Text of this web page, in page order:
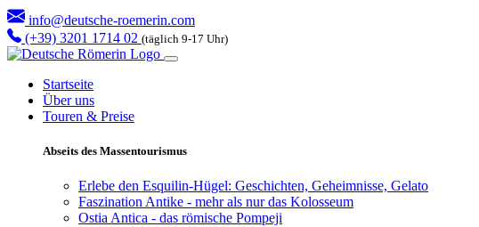
info@deutsche-roemerin.com
(+39) 3201 1714 02 (täglich 9-17 Uhr)
Startseite
Über uns
Touren & Preise
Abseits des Massentourismus
Erlebe den Esquilin-Hügel: Geschichten, Geheimnisse, Gelato
Faszination Antike - mehr als nur das Kolosseum
Ostia Antica - das römische Pompeji